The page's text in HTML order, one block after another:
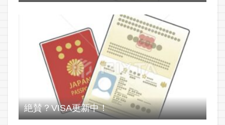
絶賛？VISA更新中！